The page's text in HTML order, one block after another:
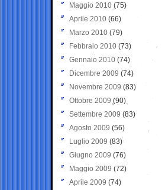
Maggio 2010 (75)
Aprile 2010 (66)
Marzo 2010 (79)
Febbraio 2010 (73)
Gennaio 2010 (74)
Dicembre 2009 (74)
Novembre 2009 (83)
Ottobre 2009 (90)
Settembre 2009 (83)
Agosto 2009 (56)
Luglio 2009 (83)
Giugno 2009 (76)
Maggio 2009 (72)
Aprile 2009 (74)